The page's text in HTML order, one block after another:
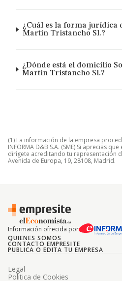
¿Cuál es la forma jurídica
Martin Tristancho Sl.?
¿Dónde está el domicilio
Martin Tristancho Sl.?
(1) La información de la empresa
INFORMA D&B S.A. (SME) Si aprecias
dirígete acreditando tu representación
Avenida de Europa, 19, 28108, Madrid.
Información ofrecida por
QUIENES SOMOS
CONTACTO EMPRESITE
PUBLICA O EDITA TU EMPRESA
Legal
Politica de Cookies